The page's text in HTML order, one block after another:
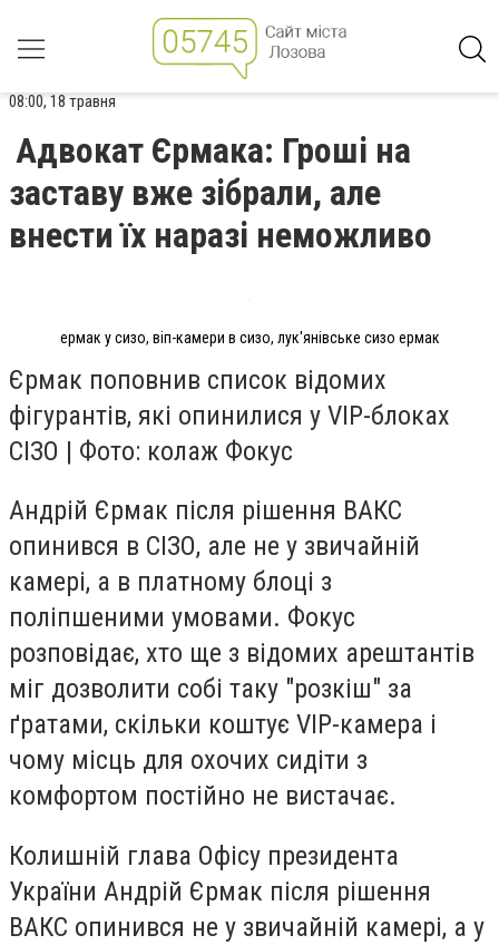
08:00, 18 травня
Адвокат Єрмака: Гроші на
заставу вже зібрали, але
внести їх наразі неможливо
ермак у сизо, віп-камери в сизо, лук'янівське сизо ермак
Єрмак поповнив список відомих
фігурантів, які опинилися у VIP-блоках
СІЗО | Фото: колаж Фокус
Андрій Єрмак після рішення ВАКС
опинився в СІЗО, але не у звичайній
камері, а в платному блоці з
поліпшеними умовами. Фокус
розповідає, хто ще з відомих арештантів
міг дозволити собі таку "розкіш" за
ґратами, скільки коштує VIP-камера і
чому місць для охочих сидіти з
комфортом постійно не вистачає.
Колишній глава Офісу президента
України Андрій Єрмак після рішення
ВАКС опинився не у звичайній камері, а у